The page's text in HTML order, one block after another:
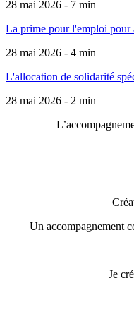
28 mai 2026 - 7 min
La prime pour l'emploi pour
28 mai 2026 - 4 min
L'allocation de solidarité
28 mai 2026 - 2 min
Un accompagnement
Je